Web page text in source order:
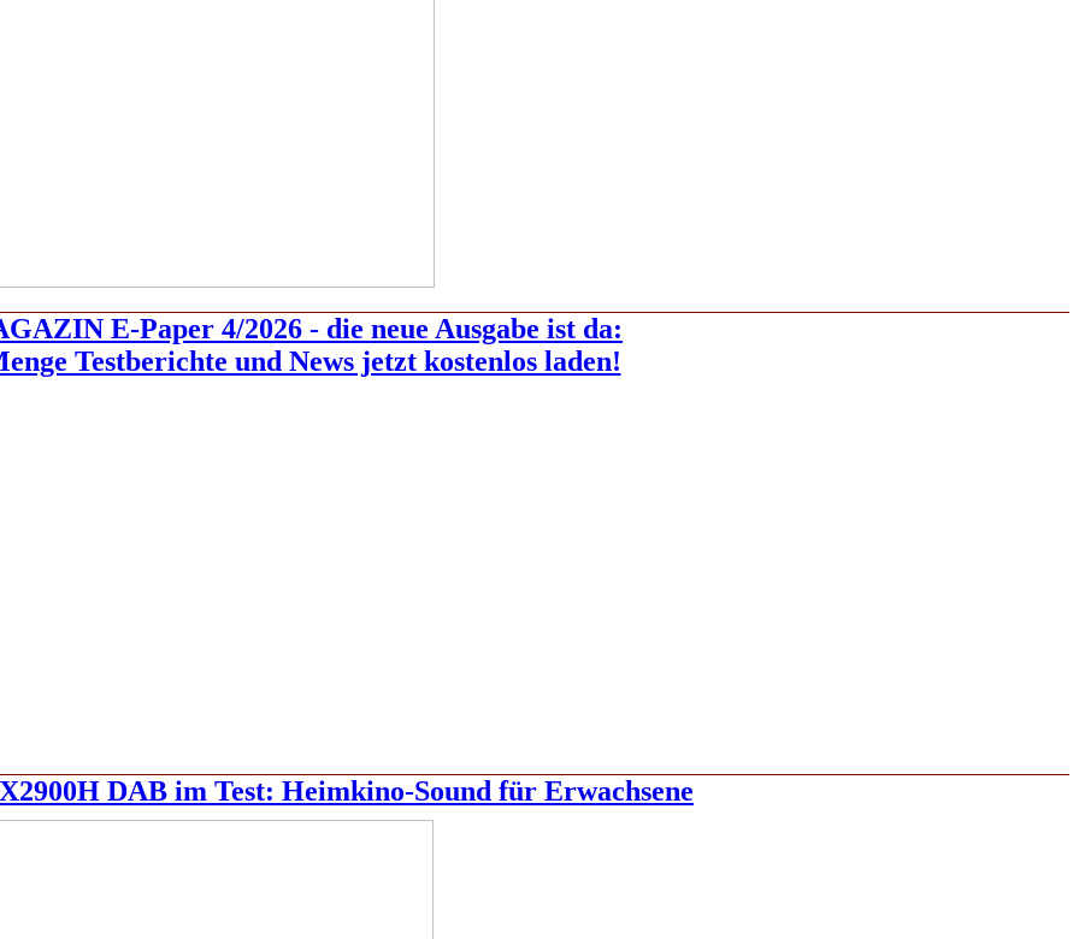
E-Paper 4/2026 - die neue Ausgabe ist da:
Testberichte und News jetzt kostenlos laden!
DAB im Test: Heimkino-Sound für Erwachsene